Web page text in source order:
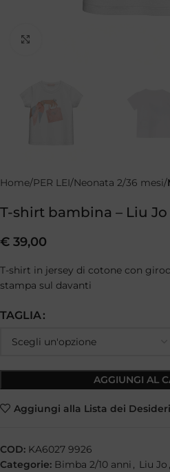
Home PER LEI Neonata 2/36 mesi
T-shirt bambina – Liu Jo
€ 39,00
T-shirt in jersey di cotone con
stampa sul davanti
TAGLIA
AGGIUNGI AL
Aggiungi alla Lista dei Desideri
COD: KA6027 9926
Categorie: Bimba 2/10 anni , Liu Jo ,